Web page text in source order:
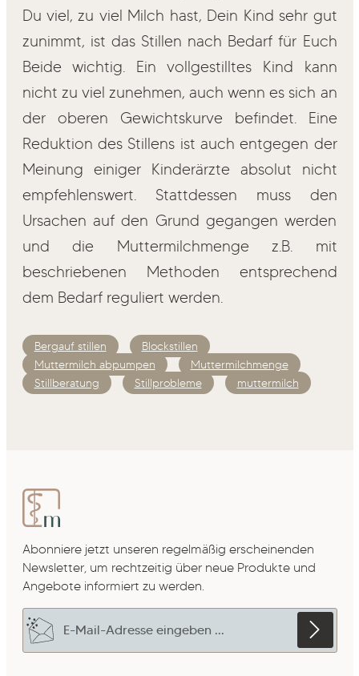
Du viel, zu viel Milch hast, Dein Kind sehr gut
zunimmt, ist das Stillen nach Bedarf für Euch
Beide wichtig. Ein vollgestilltes Kind kann
nicht zu viel zunehmen, auch wenn es sich an
der oberen Gewichtskurve befindet. Eine
Reduktion des Stillens ist auch entgegen der
Meinung einiger Kinderärzte absolut nicht
empfehlenswert. Stattdessen muss den
Ursachen auf den Grund gegangen werden
und die Muttermilchmenge z.B. mit
beschriebenen Methoden entsprechend
dem Bedarf reguliert werden.
Bergauf stillen
Blockstillen
Muttermilch abpumpen
Muttermilchmenge
Stillberatung
Stillprobleme muttermilch
Abonniere jetzt unseren regelmäßig erscheinenden
Newsletter, um rechtzeitig über neue Produkte und
Angebote informiert zu werden.
E-Mail-Adresse*